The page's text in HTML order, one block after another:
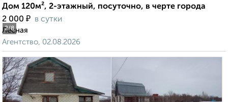
2/8
Дом 120м², 2-этажный, посуточно, в черте города
2 000 ₽ в сутки
Лесная
Агентство, 02.08.2026